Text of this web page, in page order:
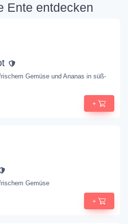
Ente entdecken
Gemüse und Ananas in süß-
+
Gemüse
+